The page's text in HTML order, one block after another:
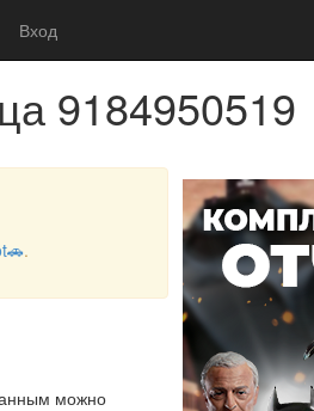
Вход
9184950519
.
можно